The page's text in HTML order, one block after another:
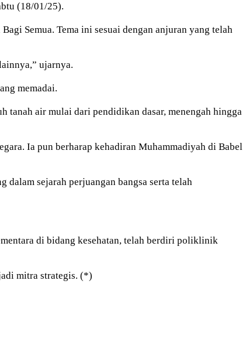
(18/01/25).
Semua. Tema ini sesuai dengan anjuran yang telah
ujarnya.
memadai.
air mulai dari pendidikan dasar, menengah hingga
Ia pun berharap kehadiran Muhammadiyah di Babel
sejarah perjuangan bangsa serta telah
di bidang kesehatan, telah berdiri poliklinik
mitra strategis. (*)